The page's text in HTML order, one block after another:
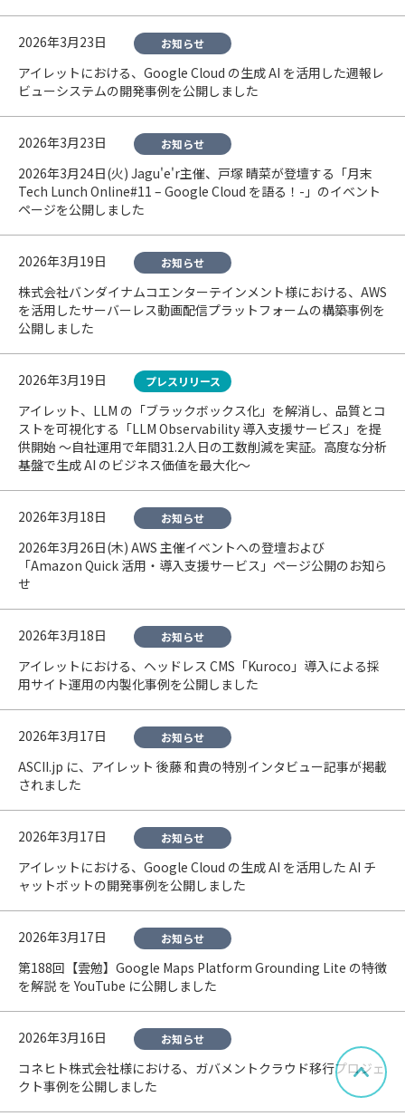
2026年3月23日 お知らせ
アイレットにおける、Google Cloud の生成 AI を活用した週報レ
ビューシステムの開発事例を公開しました
2026年3月23日 お知らせ
2026年3月24日(火) Jagu'e'r主催、戸塚 晴菜が登壇する「月末
Tech Lunch Online#11 – Google Cloud を語る！-」のイベント
ページを公開しました
2026年3月19日 お知らせ
株式会社バンダイナムコエンターテインメント様における、AWS
を活用したサーバーレス動画配信プラットフォームの構築事例を
公開しました
2026年3月19日 プレスリリース
アイレット、LLM の「ブラックボックス化」を解消し、品質とコ
ストを可視化する「LLM Observability 導入支援サービス」を提
供開始 〜自社運用で年間31.2人日の工数削減を実証。高度な分析
基盤で生成 AI のビジネス価値を最大化〜
2026年3月18日 お知らせ
2026年3月26日(木) AWS 主催イベントへの登壇および
「Amazon Quick 活用・導入支援サービス」ページ公開のお知ら
せ
2026年3月18日 お知らせ
アイレットにおける、ヘッドレス CMS「Kuroco」導入による採
用サイト運用の内製化事例を公開しました
2026年3月17日 お知らせ
ASCII.jp に、アイレット 後藤 和貴の特別インタビュー記事が掲載
されました
2026年3月17日 お知らせ
アイレットにおける、Google Cloud の生成 AI を活用した AI チ
ャットボットの開発事例を公開しました
2026年3月17日 お知らせ
第188回【雲勉】Google Maps Platform Grounding Lite の特徴
を解説 を YouTube に公開しました
2026年3月16日 お知らせ
コネヒト株式会社様における、ガバメントクラウド移行プロジェ
クト事例を公開しました
ペ